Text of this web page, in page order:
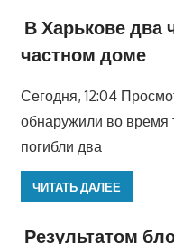
В Харькове два
частном доме
Сегодня, 12:04
обнаружили во время
погибли два
ЧИТАТЬ ДАЛЕЕ
Результатом